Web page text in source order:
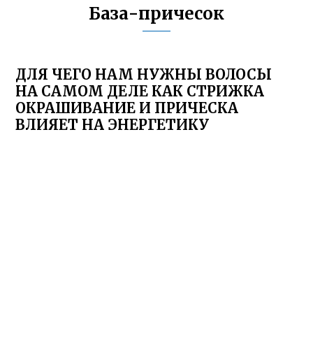
База-причесок
ДЛЯ ЧЕГО НАМ НУЖНЫ ВОЛОСЫ
НА САМОМ ДЕЛЕ КАК СТРИЖКА
ОКРАШИВАНИЕ И ПРИЧЕСКА
ВЛИЯЕТ НА ЭНЕРГЕТИКУ